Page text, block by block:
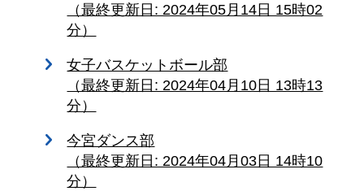
（最終更新日: 2024年05月14日 15時02
分）
女子バスケットボール部
（最終更新日: 2024年04月10日 13時13
分）
今宮ダンス部
（最終更新日: 2024年04月03日 14時10
分）